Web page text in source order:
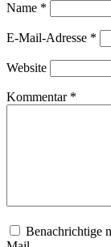
Name *
E-Mail-Adresse *
Website
Kommentar *
Benachrichtige